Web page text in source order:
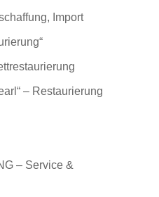
Import
– Restaurierung
– Service &